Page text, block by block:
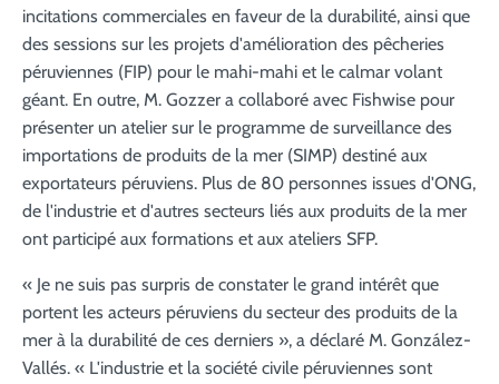
incitations commerciales en faveur de la durabilité, ainsi que
des sessions sur les projets d'amélioration des pêcheries
péruviennes (FIP) pour le mahi-mahi et le calmar volant
géant. En outre, M. Gozzer a collaboré avec Fishwise pour
présenter un atelier sur le programme de surveillance des
importations de produits de la mer (SIMP) destiné aux
exportateurs péruviens. Plus de 80 personnes issues d'ONG,
de l'industrie et d'autres secteurs liés aux produits de la mer
ont participé aux formations et aux ateliers SFP.
« Je ne suis pas surpris de constater le grand intérêt que
portent les acteurs péruviens du secteur des produits de la
mer à la durabilité de ces derniers », a déclaré M. González-
Vallés. « L'industrie et la société civile péruviennes sont